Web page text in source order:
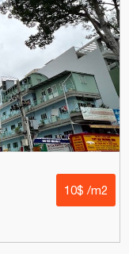
10$ /m2